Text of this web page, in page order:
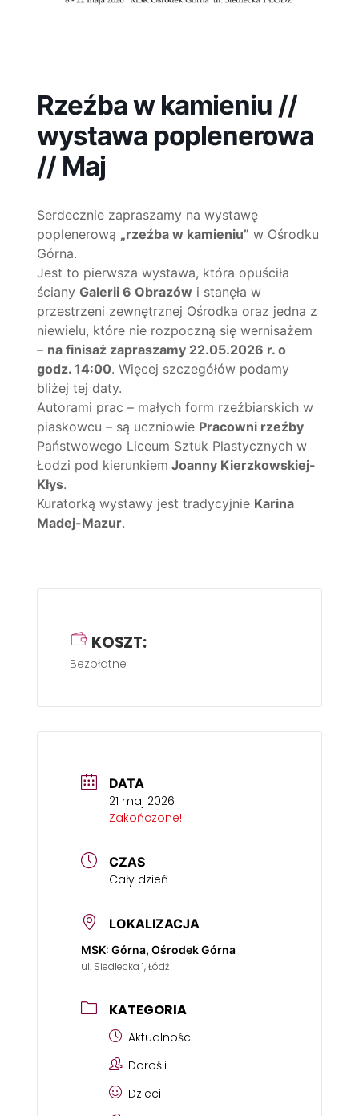
Rzeźba w kamieniu //
wystawa poplenerowa
// Maj
Serdecznie zapraszamy na wystawę
poplenerową „rzeźba w kamieniu” w Ośrodku
Górna.
Jest to pierwsza wystawa, która opuściła
ściany Galerii 6 Obrazów i stanęła w
przestrzeni zewnętrznej Ośrodka oraz jedna z
niewielu, które nie rozpoczną się wernisażem
– na finisaż zapraszamy 22.05.2026 r. o
godz. 14:00. Więcej szczegółów podamy
bliżej tej daty.
Autorami prac – małych form rzeźbiarskich w
piaskowcu – są uczniowie Pracowni rzeźby
Państwowego Liceum Sztuk Plastycznych w
Łodzi pod kierunkiem Joanny Kierzkowskiej-
Kłys.
Kuratorką wystawy jest tradycyjnie Karina
Madej-Mazur.
KOSZT:
Bezpłatne
DATA
21 maj 2026
Zakończone!
CZAS
Cały dzień
LOKALIZACJA
MSK: Górna, Ośrodek Górna
ul. Siedlecka 1, Łódź
KATEGORIA
Aktualności
Dorośli
Dzieci